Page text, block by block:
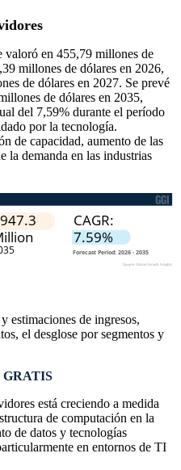
valoró en 455,79 millones de
millones de dólares en 2026,
de dólares en 2027. Se prevé
de dólares en 2035,
del 7,59% durante el período
por la tecnología.
de capacidad, aumento de las
la demanda en las industrias
estimaciones de ingresos,
el desglose por segmentos y
GRATIS
está creciendo a medida
de computación en la
de datos y tecnologías
en entornos de TI